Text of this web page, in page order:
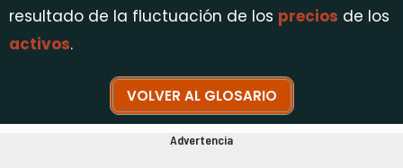
resultado de la fluctuación de los precios de los
activos.
VOLVER AL GLOSARIO
Advertencia